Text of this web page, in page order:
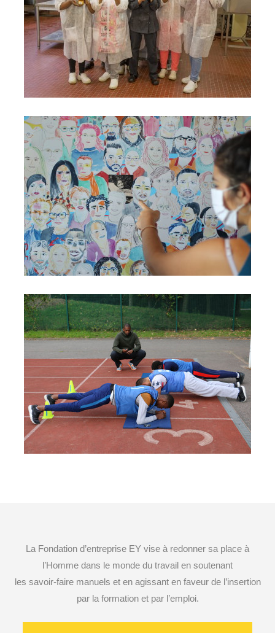
Confitures artisanales porteuses de sens,
Seine-Saint-Denis
AUXILIA
Formation et insertion professionnelle de
personnes adultes en difficultés, Paris
PASS'SPORT POUR L'EMPLOI
Formations professionnelles liées au sport
pour jeunes éloignés de l’emploi dans un
but d’insertion, Région parisienne
La Fondation d’entreprise EY vise à redonner sa place à
l’Homme dans le monde du travail en soutenant
les savoir-faire manuels et en agissant en faveur de l’insertion
par la formation et par l’emploi.